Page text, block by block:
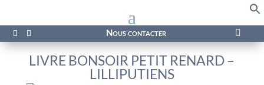
Nous contacter 
LIVRE BONSOIR PETIT RENARD –
LILLIPUTIENS